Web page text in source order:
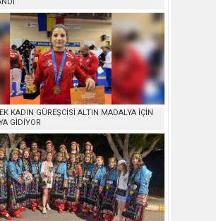
KADIN GÜREŞCİSİ ALTIN MADALYA İÇİN
GİDİYOR